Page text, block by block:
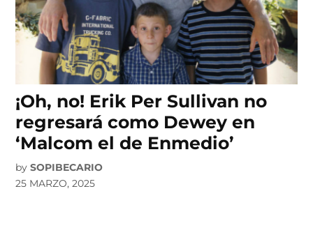
¡Oh, no! Erik Per Sullivan no
regresará como Dewey en
‘Malcom el de Enmedio’
by SOPIBECARIO
25 MARZO, 2025